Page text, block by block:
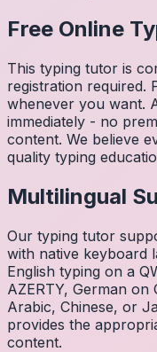
Free Online
This typing tutor is
registration required.
whenever you want.
immediately - no
content. We believe
quality typing
Multilingual
Our typing tutor
with native keyboard
English typing on a
AZERTY, German on
Arabic, Chinese, or
provides the
content.